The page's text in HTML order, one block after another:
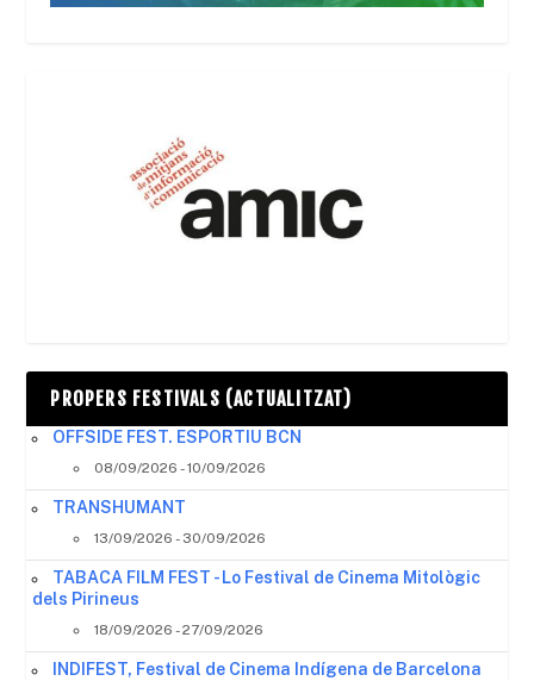
PROPERS FESTIVALS (ACTUALITZAT)
OFFSIDE FEST. ESPORTIU BCN
08/09/2026 - 10/09/2026
TRANSHUMANT
13/09/2026 - 30/09/2026
TABACA FILM FEST - Lo Festival de Cinema Mitològic
dels Pirineus
18/09/2026 - 27/09/2026
INDIFEST, Festival de Cinema Indígena de Barcelona